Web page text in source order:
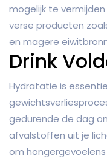
mogelijk te
verse producten
en magere
Drink
Hydratatie is
gedurende de dag
afvalstoffen uit je
om